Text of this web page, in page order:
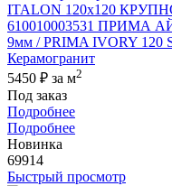
ITALON 120x120
610010003531 ПРИМА
9мм / PRIMA IVORY
Керамогранит
5450 ₽ за м2
Под заказ
Подробнее
Подробнее
Новинка
69914
Быстрый просмотр